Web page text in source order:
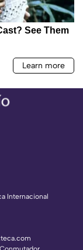
Internacional